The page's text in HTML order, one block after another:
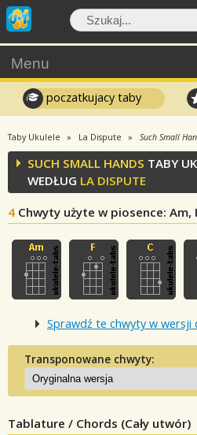
Menu
poczatkujacy taby
Taby Ukulele La Dispute Such Small
SUCH SMALL HANDS TABY
WEDŁUG LA DISPUTE
4 Chwyty użyte w piosence: Am,
Sprawdź te chwyty w wersji
Transponowane chwyty:
Tablature / Chords (Cały utwór)